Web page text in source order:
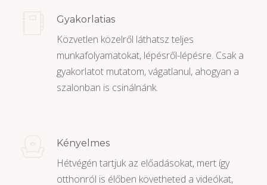
Gyakorlatias
Közvetlen közelről láthatsz teljes
munkafolyamatokat, lépésről-lépésre. Csak a
gyakorlatot mutatom, vágatlanul, ahogyan a
szalonban is csinálnánk.
Kényelmes
Hétvégén tartjuk az előadásokat, mert így
otthonról is élőben követheted a videókat,